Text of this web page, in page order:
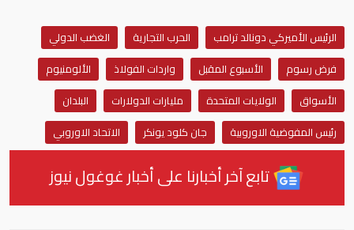
الرئيس الأميركي دونالد ترامب الحرب التجارية
الغضب الدولي
فرض رسوم
الأسبوع المقبل واردات الفولاذ
الألومنيوم
الأسواق
الولايات المتحدة مليارات الدولارات
البلدان
رئيس المفوضية الاوروبية
جان كلود يونكر الاتحاد الاوروبي
تابع آخر أخبارنا على أخبار غوغول نيوز